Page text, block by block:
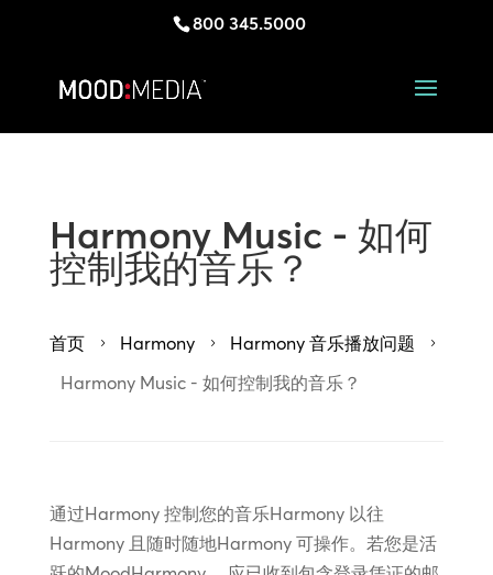
800 345.5000
Harmony Music - 如何
控制我的音乐？
首页 5 Harmony 5 Harmony 音乐播放问题 5
Harmony Music - 如何控制我的音乐？
通过Harmony 控制您的音乐Harmony 以往
Harmony 且随时随地Harmony 可操作。若您是活